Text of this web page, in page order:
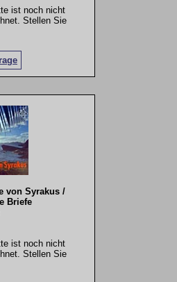
ist noch nicht
Stellen Sie
von Syrakus /
Briefe
ist noch nicht
Stellen Sie